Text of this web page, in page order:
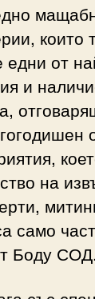
които
от
и
на
само
Боду СОД.